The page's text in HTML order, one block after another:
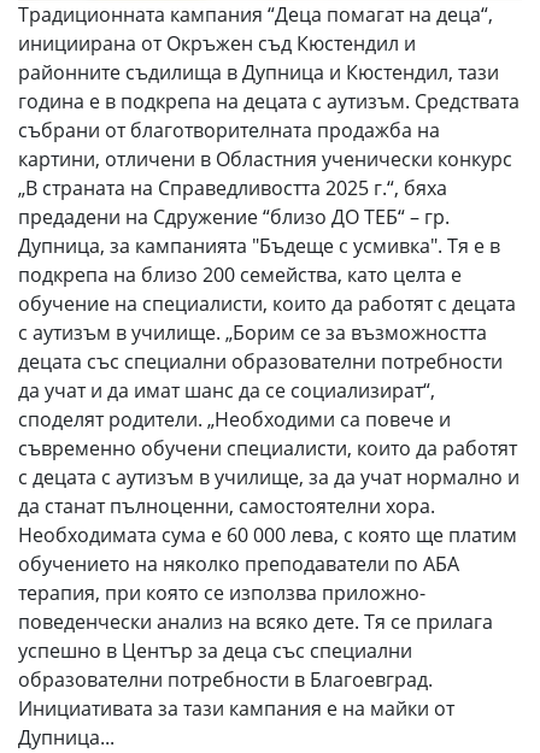
Традиционната кампания “Деца помагат на деца“,
инициирана от Окръжен съд Кюстендил и
районните съдилища в Дупница и Кюстендил, тази
година е в подкрепа на децата с аутизъм. Средствата
събрани от благотворителната продажба на
картини, отличени в Областния ученически конкурс
„В страната на Справедливостта 2025 г.“, бяха
предадени на Сдружение “близо ДО ТЕБ“ – гр.
Дупница, за кампанията "Бъдеще с усмивка". Тя е в
подкрепа на близо 200 семейства, като целта е
обучение на специалисти, които да работят с децата
с аутизъм в училище. „Борим се за възможността
децата със специални образователни потребности
да учат и да имат шанс да се социализират“,
споделят родители. „Необходими са повече и
съвременно обучени специалисти, които да работят
с децата с аутизъм в училище, за да учат нормално и
да станат пълноценни, самостоятелни хора.
Необходимата сума е 60 000 лева, с която ще платим
обучението на няколко преподаватели по АБА
терапия, при която се използва приложно-
поведенчески анализ на всяко дете. Тя се прилага
успешно в Център за деца със специални
образователни потребности в Благоевград.
Инициативата за тази кампания е на майки от
Дупница...